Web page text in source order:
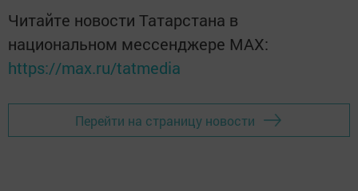
Читайте новости Татарстана в
национальном мессенджере MАХ:
https://max.ru/tatmedia
Перейти на страницу новости